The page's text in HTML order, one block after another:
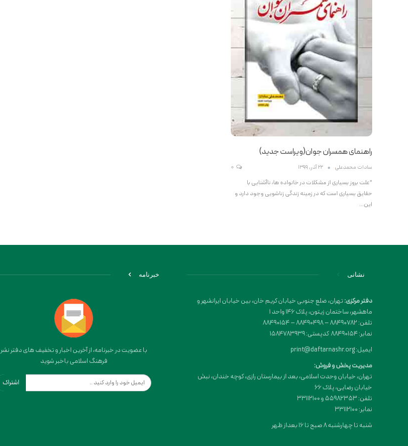
راهنمای همسران جوان(ویراست جدید)
سادات محمدعلی 22 آذر, 1399
"علت بروز بسیاری از مشکلات در خانواده ها، ناآشنایی با
حقایق بسیاری است که در زمینه زندگی زناشویی وجود دارد و
این…
نشانی
دفتر مرکزی:تهران، ضلع جنوبی خیابان کریم خان، بین خیابان ایرانشهر و
ماهشهر، ساختمان زیتون، پلاک 146 واحد 1
تلفن: 88490782 – 88490498 – 88490154
نمابر: 88490154 کدپستی: 1584783939
ایمیل: print@daftarnashr.org
مدیریت پخش و فروش:
تهران، خیابان وحدت اسلامی، بعد از بیمارستان رازی، کوچه خندان، نبش
خیابان رضایی، پلاک ۶۶
تلفن: 55982353 و 33112100
نمابر: 33112100
شنبه تا چهارشنبه 8 صبح تا 16 بعداز ظهر
خبرنامه
با عضویت در خبرنامه، از آخرین اخبار و تخفیف های دفتر نشر
فرهنگ اسلامی باخبر شوید
اشتراک